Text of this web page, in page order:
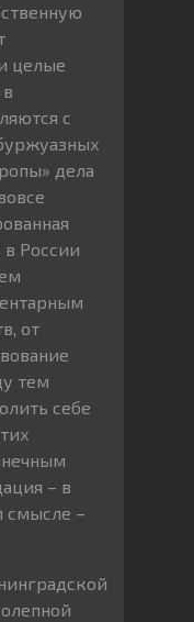
целые
с
дела
в России
от
тем
себе
– в
смысле –